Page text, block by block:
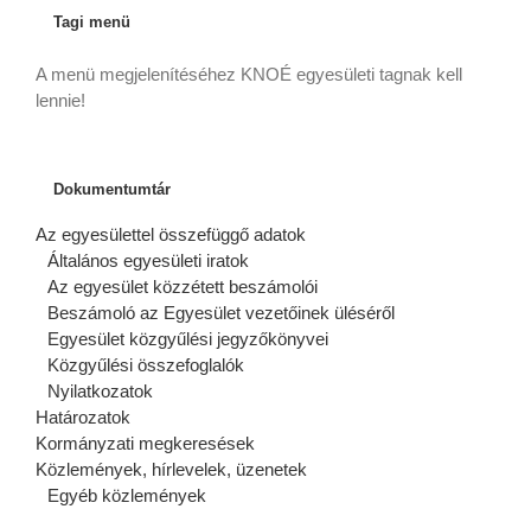
Tagi menü
A menü megjelenítéséhez KNOÉ egyesületi tagnak kell
lennie!
Dokumentumtár
Az egyesülettel összefüggő adatok
Általános egyesületi iratok
Az egyesület közzétett beszámolói
Beszámoló az Egyesület vezetőinek üléséről
Egyesület közgyűlési jegyzőkönyvei
Közgyűlési összefoglalók
Nyilatkozatok
Határozatok
Kormányzati megkeresések
Közlemények, hírlevelek, üzenetek
Egyéb közlemények